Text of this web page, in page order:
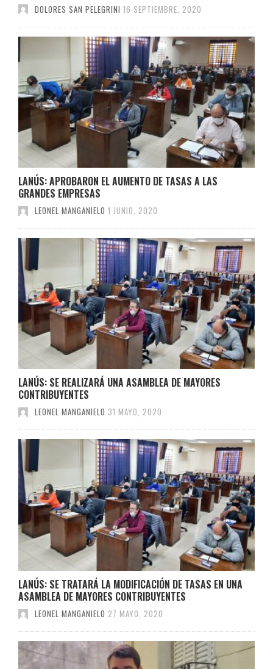
DOLORES SAN PELEGRINI 16 SEPTIEMBRE, 2020
LANÚS: APROBARON EL AUMENTO DE TASAS A LAS
GRANDES EMPRESAS
LEONEL MANGANIELO 1 JUNIO, 2020
LANÚS: SE REALIZARÁ UNA ASAMBLEA DE MAYORES
CONTRIBUYENTES
LEONEL MANGANIELO 31 MAYO, 2020
LANÚS: SE TRATARÁ LA MODIFICACIÓN DE TASAS EN UNA
ASAMBLEA DE MAYORES CONTRIBUYENTES
LEONEL MANGANIELO 27 MAYO, 2020